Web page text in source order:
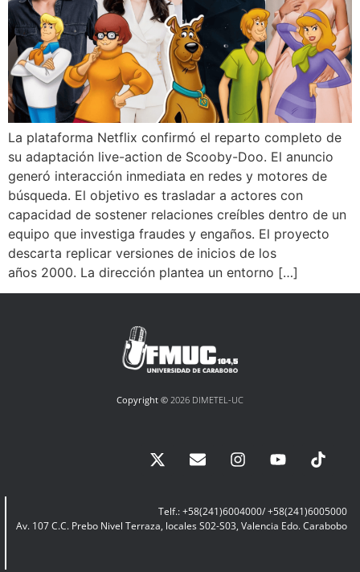
La plataforma Netflix confirmó el reparto completo de
su adaptación live-action de Scooby-Doo. El anuncio
generó interacción inmediata en redes y motores de
búsqueda. El objetivo es trasladar a actores con
capacidad de sostener relaciones creíbles dentro de un
equipo que investiga fraudes y engaños. El proyecto
descarta replicar versiones de inicios de los
años 2000. La dirección plantea un entorno […]
Copyright © 2026 DIMETEL-UC
Telf.: +58(241)6004000/ +58(241)6005000
Av. 107 C.C. Prebo Nivel Terraza, locales S02-S03, Valencia Edo. Carabobo